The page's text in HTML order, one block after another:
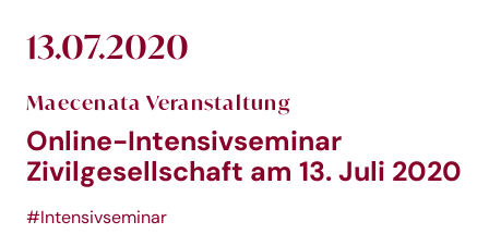
13.07.2020
Maecenata Veranstaltung
Online-Intensivseminar
Zivilgesellschaft am 13. Juli 2020
#Intensivseminar